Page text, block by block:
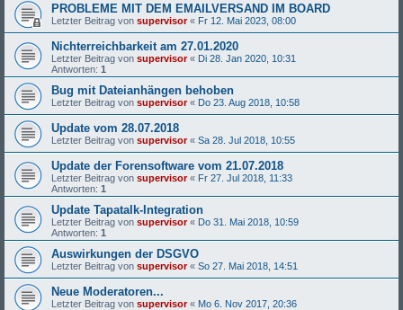
PROBLEME MIT DEM EMAILVERSAND IM BOARD
Letzter Beitrag von supervisor« Fr 12. Mai 2023, 08:00
Nichterreichbarkeit am 27.01.2020
Letzter Beitrag von supervisor« Di 28. Jan 2020, 10:31
Antworten: 1
Bug mit Dateianhängen behoben
Letzter Beitrag von supervisor« Do 23. Aug 2018, 10:58
Update vom 28.07.2018
Letzter Beitrag von supervisor« Sa 28. Jul 2018, 10:55
Update der Forensoftware vom 21.07.2018
Letzter Beitrag von supervisor« Fr 27. Jul 2018, 11:33
Antworten: 1
Update Tapatalk-Integration
Letzter Beitrag von supervisor« Do 31. Mai 2018, 10:59
Antworten: 1
Auswirkungen der DSGVO
Letzter Beitrag von supervisor« So 27. Mai 2018, 14:51
Neue Moderatoren...
Letzter Beitrag von supervisor« Mo 6. Nov 2017, 20:36